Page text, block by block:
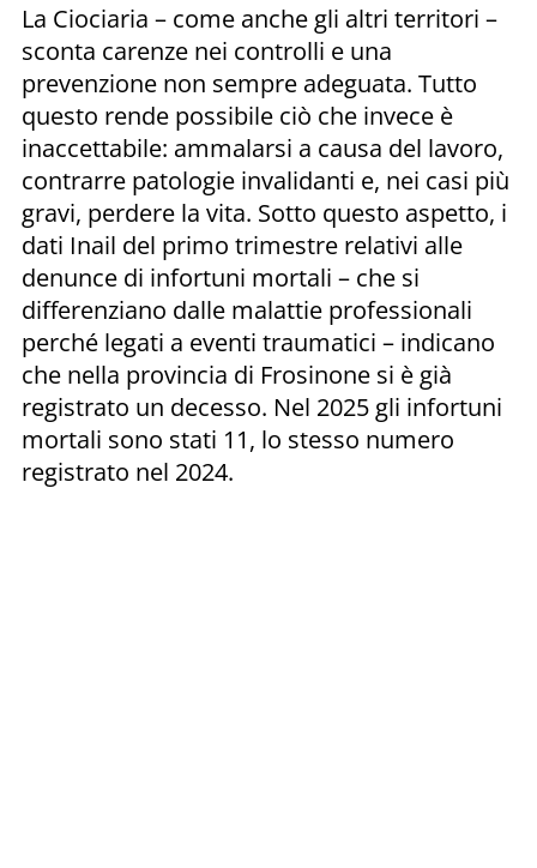
La Ciociaria – come anche gli altri territori –
sconta carenze nei controlli e una
prevenzione non sempre adeguata. Tutto
questo rende possibile ciò che invece è
inaccettabile: ammalarsi a causa del lavoro,
contrarre patologie invalidanti e, nei casi più
gravi, perdere la vita. Sotto questo aspetto, i
dati Inail del primo trimestre relativi alle
denunce di infortuni mortali – che si
differenziano dalle malattie professionali
perché legati a eventi traumatici – indicano
che nella provincia di Frosinone si è già
registrato un decesso. Nel 2025 gli infortuni
mortali sono stati 11, lo stesso numero
registrato nel 2024.